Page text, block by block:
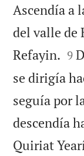
Ascendía a
del valle de
Refayin. 

9
se dirigía
seguía por
descendía
Quiriat